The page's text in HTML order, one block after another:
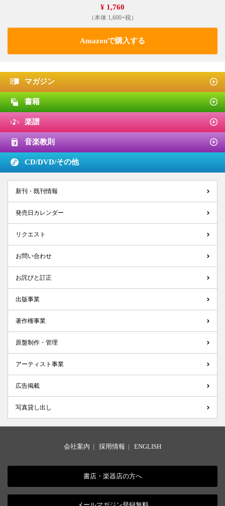
¥ 1,760
（本体 1,600+税）
Amazonで購入する
マガジン
書籍
楽譜
音楽教則
CD/DVD/その他
新刊・既刊情報
発売日カレンダー
リクエスト
お問い合わせ
お詫びと訂正
出版事業
著作権事業
原盤制作・管理
アーティスト事業
広告掲載
写真貸し出し
会社案内 | 採用情報 | ENGLISH
書店・楽器店の方へ